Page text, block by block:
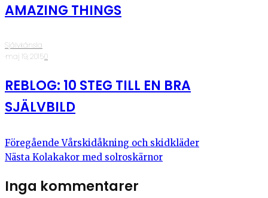
AMAZING THINGS
Självkänsla
·maj 19, 2015·0
REBLOG: 10 STEG TILL EN BRA
SJÄLVBILD
Föregående Vårskidåkning och skidkläder
Nästa Kolakakor med solroskärnor
Inga kommentarer